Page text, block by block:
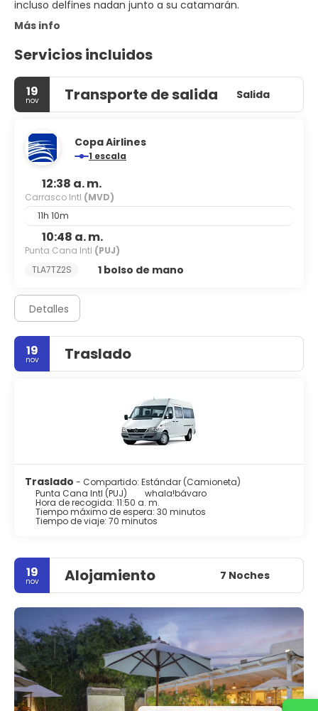
Más info
Servicios incluidos
19
nov Transporte de salida Salida
Copa Airlines
1 escala
12:38 a. m.
Carrasco Intl (MVD)
11h 10m
10:48 a. m.
Punta Cana Intl (PUJ)
TLA7TZ2S
1 bolso de mano
Detalles
19
nov Traslado
Traslado - Compartido: Estándar (Camioneta)
Punta Cana Intl (PUJ)
whala!bávaro
Hora de recogida: 11:50 a. m.
Tiempo máximo de espera: 30 minutos
Tiempo de viaje: 70 minutos
19
nov Alojamiento 7 Noches